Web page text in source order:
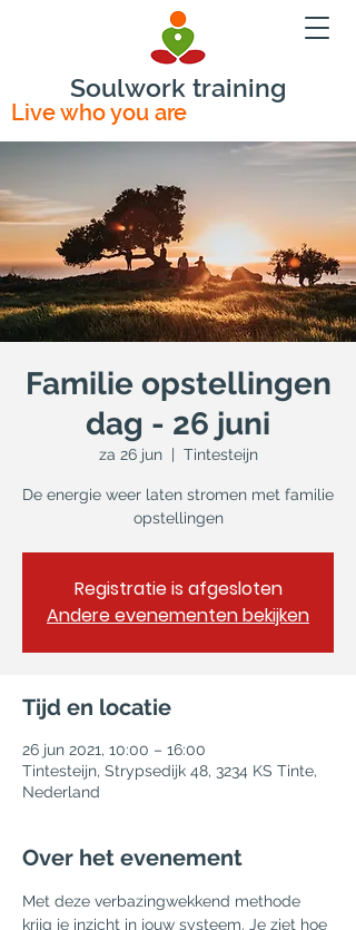
Soulwork training
Live who you are
Familie opstellingen
dag - 26 juni
za 26 jun
  |
Tintesteijn
De energie weer laten stromen met familie
opstellingen
Registratie is afgesloten
Andere evenementen bekijken
Tijd en locatie
26 jun 2021, 10:00 – 16:00
Tintesteijn, Strypsedijk 48, 3234 KS Tinte,
Nederland
Over het evenement
Met deze verbazingwekkend methode
krijg je inzicht in jouw systeem. Je ziet hoe